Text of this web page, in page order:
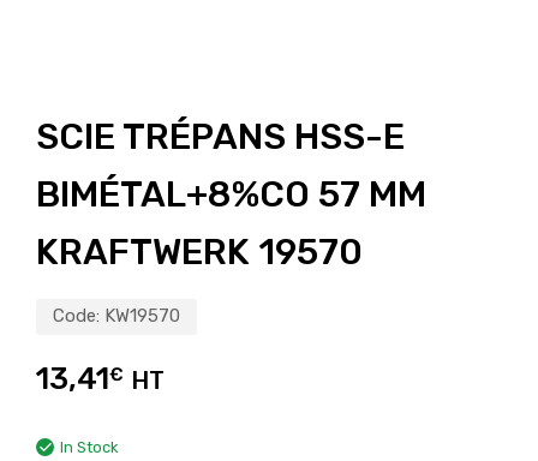
SCIE TRÉPANS HSS-E
BIMÉTAL+8%CO 57 MM
KRAFTWERK 19570
Code: KW19570
13,41€ HT
In Stock